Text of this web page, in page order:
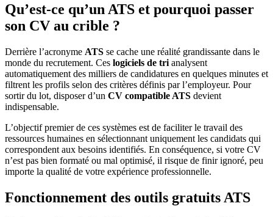
Qu’est-ce qu’un ATS et pourquoi passer
son CV au crible ?
Derrière l’acronyme ATS se cache une réalité grandissante dans le
monde du recrutement. Ces logiciels de tri analysent
automatiquement des milliers de candidatures en quelques minutes et
filtrent les profils selon des critères définis par l’employeur. Pour
sortir du lot, disposer d’un CV compatible ATS devient
indispensable.
L’objectif premier de ces systèmes est de faciliter le travail des
ressources humaines en sélectionnant uniquement les candidats qui
correspondent aux besoins identifiés. En conséquence, si votre CV
n’est pas bien formaté ou mal optimisé, il risque de finir ignoré, peu
importe la qualité de votre expérience professionnelle.
Fonctionnement des outils gratuits ATS